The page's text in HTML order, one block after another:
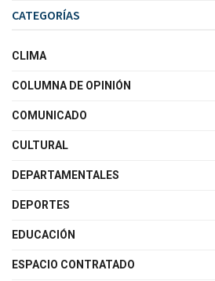
CATEGORÍAS
CLIMA
COLUMNA DE OPINIÓN
COMUNICADO
CULTURAL
DEPARTAMENTALES
DEPORTES
EDUCACIÓN
ESPACIO CONTRATADO